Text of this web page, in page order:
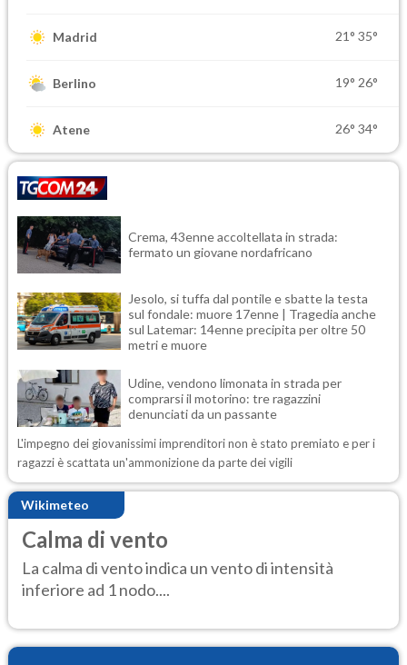
Madrid 21° 35°
Berlino 19° 26°
Atene 26° 34°
Crema, 43enne accoltellata in strada:
fermato un giovane nordafricano
Jesolo, si tuffa dal pontile e sbatte la testa
sul fondale: muore 17enne | Tragedia anche
sul Latemar: 14enne precipita per oltre 50
metri e muore
Udine, vendono limonata in strada per
comprarsi il motorino: tre ragazzini
denunciati da un passante
L'impegno dei giovanissimi imprenditori non è stato premiato e per i
ragazzi è scattata un'ammonizione da parte dei vigili
Wikimeteo
Calma di vento
La calma di vento indica un vento di intensità
inferiore ad 1 nodo....